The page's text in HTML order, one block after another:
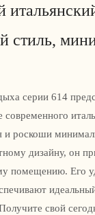
стиль,
серии 614
современного
и роскоши
дизайну, он
помещению. Его
свой